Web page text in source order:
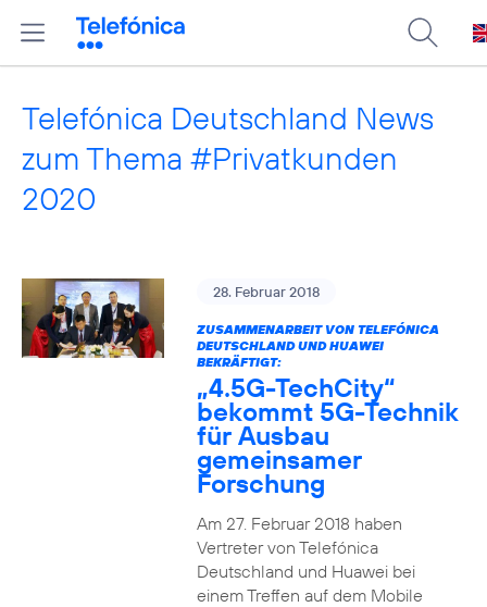
Telefónica Deutschland News
zum Thema #Privatkunden
2020
28. Februar 2018
ZUSAMMENARBEIT VON TELEFÓNICA
DEUTSCHLAND UND HUAWEI
BEKRÄFTIGT:
„4.5G-TechCity“
bekommt 5G-Technik
für Ausbau
gemeinsamer
Forschung
Am 27. Februar 2018 haben
Vertreter von Telefónica
Deutschland und Huawei bei
einem Treffen auf dem Mobile